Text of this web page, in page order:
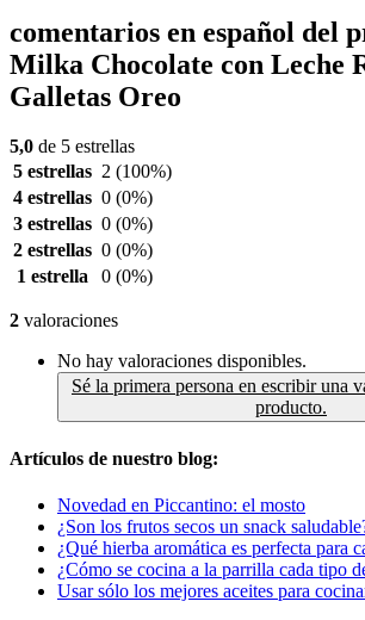
comentarios en español del
Milka Chocolate con Leche
Galletas Oreo
5,0 de 5 estrellas
5 estrellas 2 (100%)
4 estrellas 0 (0%)
3 estrellas 0 (0%)
2 estrellas 0 (0%)
1 estrella
0 (0%)
2 valoraciones
No hay valoraciones disponibles.
Sé la primera persona en escribir una
producto.
Artículos de nuestro blog:
Novedad en Piccantino: el mosto
¿Son los frutos secos un snack
¿Qué hierba aromática es perfecta para
¿Cómo se cocina a la parrilla cada tipo
Usar sólo los mejores aceites para